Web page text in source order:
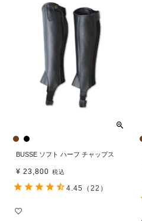
BUSSE ソフト ハーフ チャップス
¥ 23,800 税込
4.45 （22）